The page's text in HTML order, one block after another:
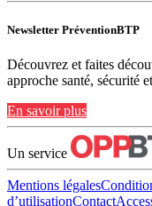
Newsletter PréventionBTP
Découvrez et faites
approche santé, sécurité
En savoir plus
Un service
Mentions légales
d’utilisationContact